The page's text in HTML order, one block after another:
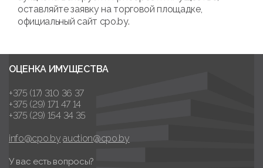
оставляйте заявку на торговой площадке,
официальный сайт cpo.by.
ОЦЕНКА ИМУЩЕСТВА
+375 (17) 310 36 37
+375 (29) 171 47 14
+375 (29) 154 34 35
info@cpo.by auction@cpo.by
У вас есть вопросы?